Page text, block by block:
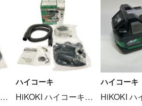
HiKOKI ハイコーキ 125mmディスクグラインダ用 集じんアダプタ 自己集じんタイプ 0033-3998 Sランク
ハイコーキ
HiKOKI ハイコーキ 125mmディスクグラインダ用 集じんアダプタ 自己集じんタイプ 0033-3998 Sランク
ハイコーキ